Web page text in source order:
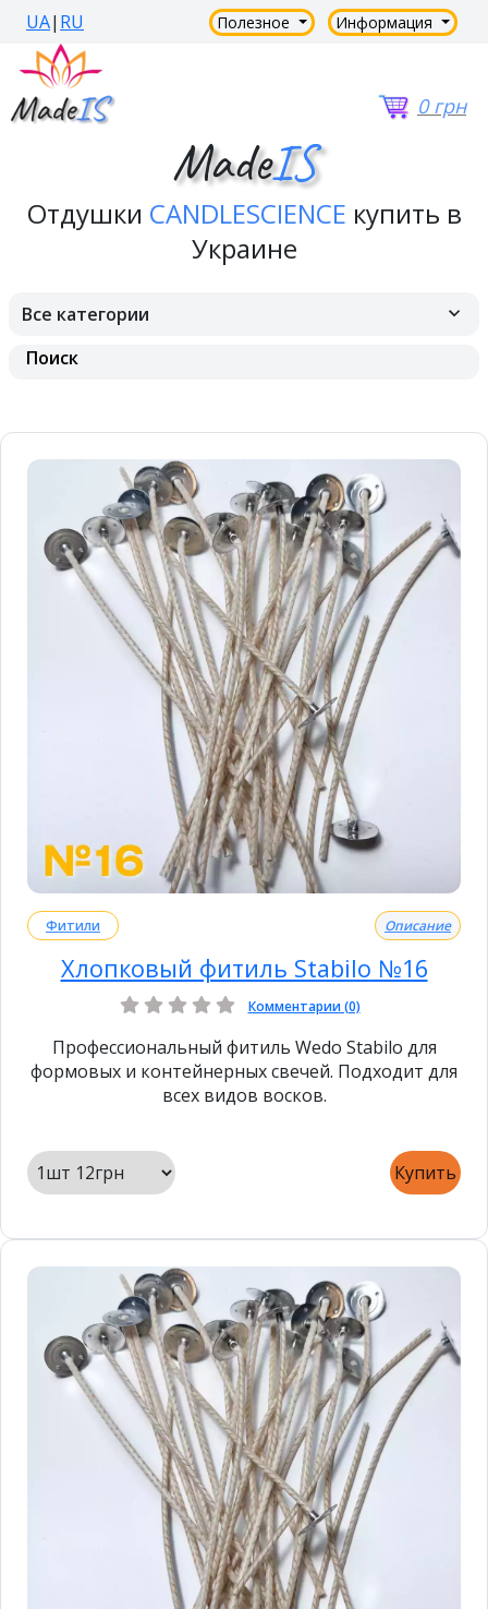
UA| RU Полезное Информация
0 грн
MadeIS
Отдушки CANDLESCIENCE купить в
Украине
Все категории
Фитили Описание
Хлопковый фитиль Stabilo №16
Комментарии (0)
Профессиональный фитиль Wedo Stabilo для
формовых и контейнерных свечей. Подходит для
всех видов восков.
Купить